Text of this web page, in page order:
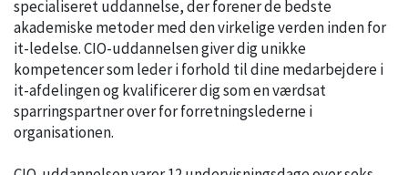
specialiseret uddannelse, der forener de bedste
akademiske metoder med den virkelige verden inden for
it-ledelse. CIO-uddannelsen giver dig unikke
kompetencer som leder i forhold til dine medarbejdere i
it-afdelingen og kvalificerer dig som en værdsat
sparringspartner over for forretningslederne i
organisationen.